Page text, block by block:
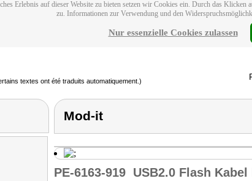
Erlebnis auf dieser Website zu bieten setzen wir Cookies ein. Durch das
zu. Informationen zur Verwendung und den
Nur essenzielle Cookies zulassen
textes ont été traduits automatiquement.)
Mod-it
PE-6163-919 USB2.0 Flash